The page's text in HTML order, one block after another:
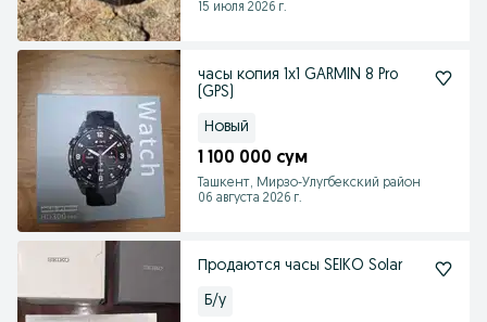
15 июля 2026 г.
часы копия 1x1 GARMIN 8 Pro
(GPS)
Новый
1 100 000 сум
Ташкент, Мирзо-Улугбекский район
06 августа 2026 г.
Продаются часы SEIKO Solar
Б/у